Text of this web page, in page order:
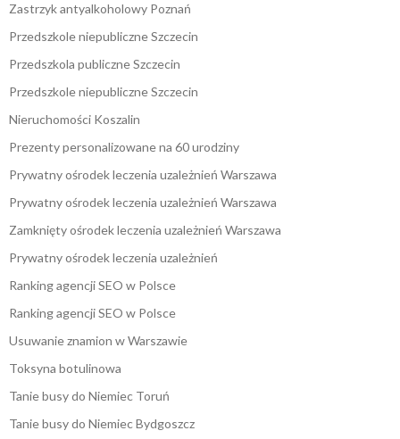
Zastrzyk antyalkoholowy Poznań
Przedszkole niepubliczne Szczecin
Przedszkola publiczne Szczecin
Przedszkole niepubliczne Szczecin
Nieruchomości Koszalin
Prezenty personalizowane na 60 urodziny
Prywatny ośrodek leczenia uzależnień Warszawa
Prywatny ośrodek leczenia uzależnień Warszawa
Zamknięty ośrodek leczenia uzależnień Warszawa
Prywatny ośrodek leczenia uzależnień
Ranking agencji SEO w Polsce
Ranking agencji SEO w Polsce
Usuwanie znamion w Warszawie
Toksyna botulinowa
Tanie busy do Niemiec Toruń
Tanie busy do Niemiec Bydgoszcz